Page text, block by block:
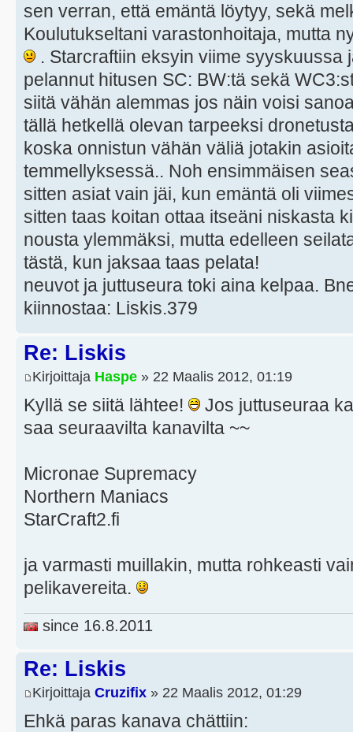
sen verran, että emäntä löytyy, sekä
Koulutukseltani varastonhoitaja, mutta
. Starcraftiin eksyin viime syyskuussa
pelannut hitusen SC: BW:tä sekä
siitä vähän alemmas jos näin voisi
tällä hetkellä olevan tarpeeksi
koska onnistun vähän väliä jotakin
temmellyksessä.. Noh ensimmäisen
sitten asiat vain jäi, kun emäntä oli
sitten taas koitan ottaa itseäni niskasta
nousta ylemmäksi, mutta edelleen
tästä, kun jaksaa taas pelata!
neuvot ja juttuseura toki aina kelpaa.
kiinnostaa: Liskis.379
Re: Liskis
Kirjoittaja Haspe » 22 Maalis 2012, 01:19
Kyllä se siitä lähtee!
Jos juttuseuraa
saa seuraavilta kanavilta ~~
Micronae Supremacy
Northern Maniacs
StarCraft2.fi
ja varmasti muillakin, mutta rohkeasti
pelikavereita.
since 16.8.2011
Re: Liskis
Kirjoittaja Cruzifix » 22 Maalis 2012, 01:29
Ehkä paras kanava chättiin: